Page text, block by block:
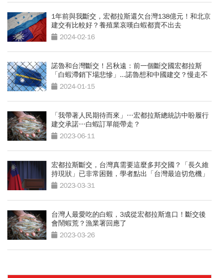
1年前與我斷交，宏都拉斯還欠台灣138億元！和北京
建交有比較好？養殖業哀嘆白蝦都賣不出去
2024-02-16
諾魯和台灣斷交！呂秋遠：前一個斷交國宏都拉斯
「白蝦滯銷下場悲慘」...諾魯想和中國建交？慢走不
送 2024-01-15
「我帶著人民期待而來」…宏都拉斯總統訪中盼履行
建交承諾…白蝦訂單能帶走？
2023-06-11
宏都拉斯斷交，台灣真需要這麼多邦交國？「長久維
持現狀」已非常困難，學者點出「台灣最迫切危機」
2023-03-31
台灣人最愛吃的白蝦，3成從宏都拉斯進口！斷交後
會鬧蝦荒？漁業署回應了
2023-03-26